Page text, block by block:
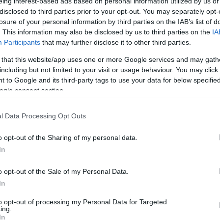
to third parties prior to your opt-out. You may separately
of your personal information by third parties on the IAB’s list of
This information may also be disclosed by us to third parties on the
Participants that may further disclose it to other third parties.
that this website/app uses one or more Google services and may
but not limited to your visit or usage behaviour. You may
to Google and its third-party tags to use your data for below
consent section.
Data Processing Opt Outs
opt-out of the Sharing of my personal data.
opt-out of the Sale of my Personal Data.
opt-out of processing my Personal Data for Targeted
helyezett. A 35. percben újra betalált a
előnyét.
után Antonov lőtte ki a hosszú sarkot 13
végeredményt.
órán keresztül jól tartotta magát a
a harmadosztályú csapatot. A
ki.
be az NB II-ben a bennmaradásért küzdő
győzelmet aratott.
0-3 (Jurina 9., 35., Antonov 48.)
Nagy Zsombor – Kovács Mátyás,